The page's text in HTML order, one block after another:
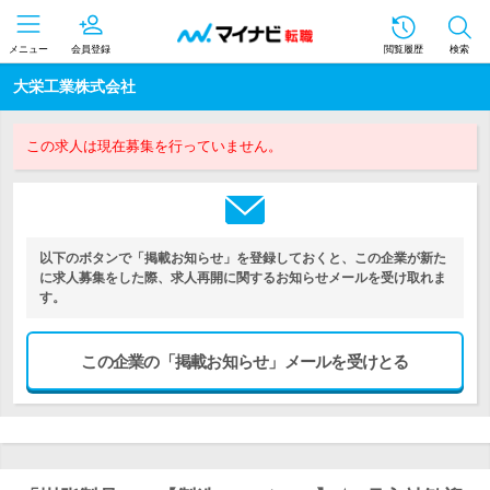
メニュー 会員登録 閲覧履歴 検索
大栄工業株式会社
この求人は現在募集を行っていません。
以下のボタンで「掲載お知らせ」を登録しておくと、この企業が新た
に求人募集をした際、求人再開に関するお知らせメールを受け取れま
す。
この企業の「掲載お知らせ」メールを受けとる